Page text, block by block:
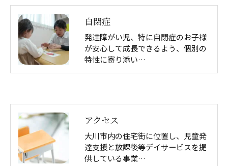
自閉症
発達障がい児、特に自閉症のお子様
が安心して成長できるよう、個別の
特性に寄り添い…
アクセス
大川市内の住宅街に位置し、児童発
達支援と放課後等デイサービスを提
供している事業…